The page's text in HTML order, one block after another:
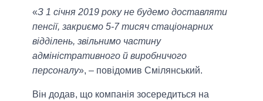
«З 1 січня 2019 року не будемо доставляти
пенсії, закриємо 5-7 тисяч стаціонарних
відділень, звільнимо частину
адміністративного й виробничого
персоналу», – повідомив Смілянський.
Він додав, що компанія зосередиться на